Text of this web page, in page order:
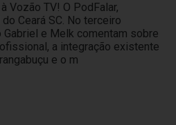
Vozão TV! O PodFalar,
Ceará SC. No terceiro
e Melk comentam sobre
a integração existente
e o m